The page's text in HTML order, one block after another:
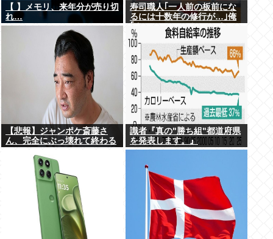
【 】メモリ、来年分が売り切
れ…
寿司職人｢一人前の板前にな
るには十数年の修行が…｣俺
｢ん、スシローでいいっしょ
(笑)あんまかわんねｗ｣
【悲報】ジャンポケ斎藤さ
ん、完全にぶっ壊れて終わる
識者『真の"勝ち組"都道府県
を発表します。』